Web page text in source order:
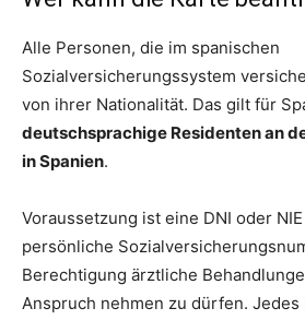
Alle Personen, die im spanischen
Sozialversicherungssystem
von ihrer Nationalität. Das gilt für
deutschsprachige Residenten an
in Spanien.
Voraussetzung ist eine DNI oder
persönliche
Berechtigung ärztliche
Anspruch nehmen zu dürfen.